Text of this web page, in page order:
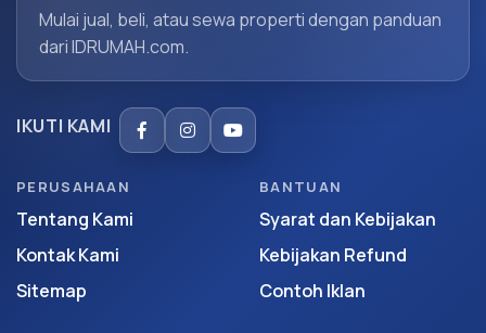
Mulai jual, beli, atau sewa properti dengan panduan
dari IDRUMAH.com.
IKUTI KAMI
PERUSAHAAN
Tentang Kami
Kontak Kami
Sitemap
BANTUAN
Syarat dan Kebijakan
Kebijakan Refund
Contoh Iklan